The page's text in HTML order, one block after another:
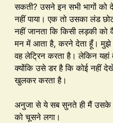
सकती? उसने इन सभी भागों को
नहीं पाया। एक तो उसका लंड
नहीं जानता कि किसी लड़की
मन में आता है, करने देता हूँ। मुझे
वह लेट्रिन करता है। लेकिन
क्योंकि उसे डर है कि कोई नहीं
खुलकर करता है।
अनुजा से ये सब सुनते ही मैं उसके
को चूसने लगा।